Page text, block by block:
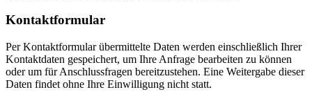
Kontaktformular
Per Kontaktformular übermittelte Daten werden einschließlich Ihrer
Kontaktdaten gespeichert, um Ihre Anfrage bearbeiten zu können
oder um für Anschlussfragen bereitzustehen. Eine Weitergabe dieser
Daten findet ohne Ihre Einwilligung nicht statt.